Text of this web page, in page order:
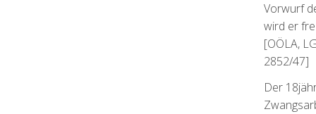
Vorwurf
wird er
[OÖLA,
2852/47]
Der